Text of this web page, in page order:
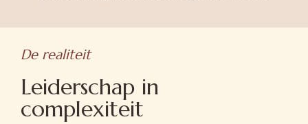
De realiteit
Leiderschap in
complexiteit